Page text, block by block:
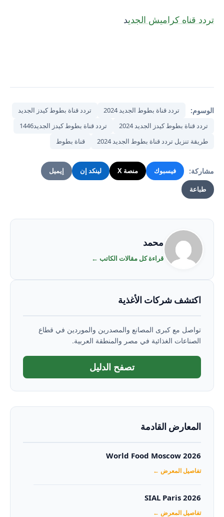
تردد قناه كراميش الجديد
الوسوم: تردد قناة بطوط الجديد 2024
تردد قناة بطوط كيدز الجديد
تردد قناة بطوط كيدز الجديد 2024
تردد قناة بطوط كيدز الجديد1446
طريقة تنزيل تردد قناة بطوط الجديد 2024
قناة بطوط
مشاركة: فيسبوك منصة X لينكد إن إيميل
طباعة
محمد
قراءة كل مقالات الكاتب ←
اكتشف شركات الأغذية
تواصل مع كبرى المصانع والمصدرين والموردين في قطاع
الصناعات الغذائية في مصر والمنطقة العربية.
تصفح الدليل
المعارض القادمة
World Food Moscow 2026
تفاصيل المعرض ←
SIAL Paris 2026
تفاصيل المعرض ←